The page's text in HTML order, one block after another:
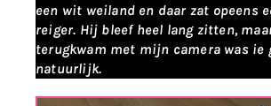
een wit weiland en daar zat opeens
reiger. Hij bleef heel lang zitten,
terugkwam met mijn camera was ie
natuurlijk.